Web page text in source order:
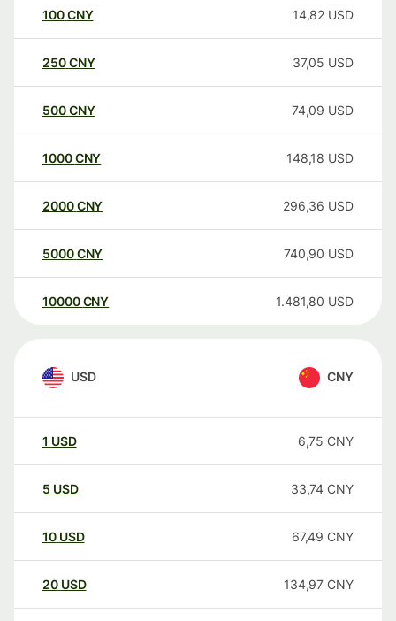
100CNY 14,82 USD
250CNY 37,05 USD
500CNY 74,09 USD
1000CNY 148,18 USD
2000CNY 296,36 USD
5000CNY 740,90 USD
10000 CNY 1.481,80 USD
USD CNY
1 USD 6,75 CNY
5 USD 33,74 CNY
10 USD 67,49 CNY
20 USD 134,97 CNY